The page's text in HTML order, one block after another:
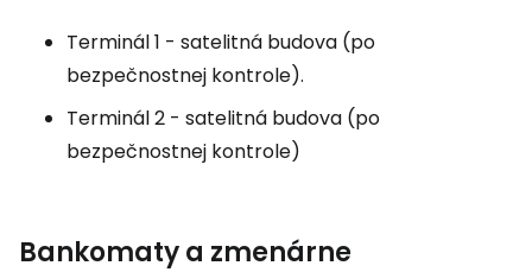
Terminál 1 - satelitná budova (po
bezpečnostnej kontrole).
Terminál 2 - satelitná budova (po
bezpečnostnej kontrole)
Bankomaty a zmenárne